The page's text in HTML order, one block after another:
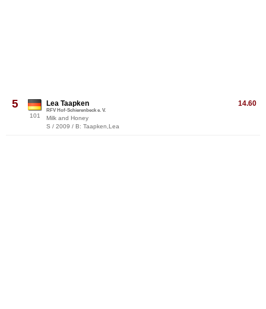
5
101
14.60
Lea Taapken
RFV Hof-Schierenbeck e. V.
Milk and Honey
S / 2009 / B: Taapken,Lea